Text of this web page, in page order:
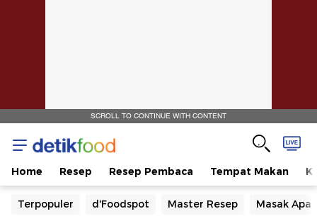
SCROLL TO CONTINUE WITH CONTENT
Home Resep Resep Pembaca Tempat Makan
Terpopuler d'Foodspot Master Resep Masak Apa